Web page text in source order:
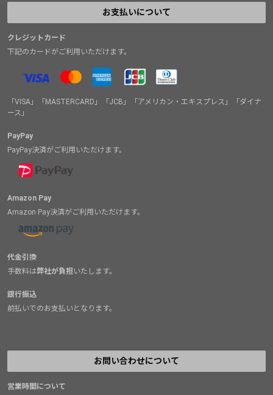
お支払いについて
クレジットカード
下記のカードがご利用いただけます。
「VISA」「MASTERCARD」「JCB」「アメリカン・エキスプレス」「ダイナ
ース」
PayPay
PayPay決済がご利用いただけます。
Amazon Pay
Amazon Pay決済がご利用いただけます。
代金引換
手数料は弊社が負担いたします。
銀行振込
前払いでのお支払いとなります。
お問い合わせについて
営業時間について